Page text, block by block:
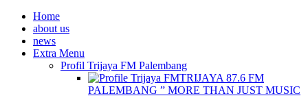
Home
about us
news
Extra Menu
Profil Trijaya FM Palembang
TRIJAYA 87.6 FM
PALEMBANG ” MORE THAN JUST MUSIC